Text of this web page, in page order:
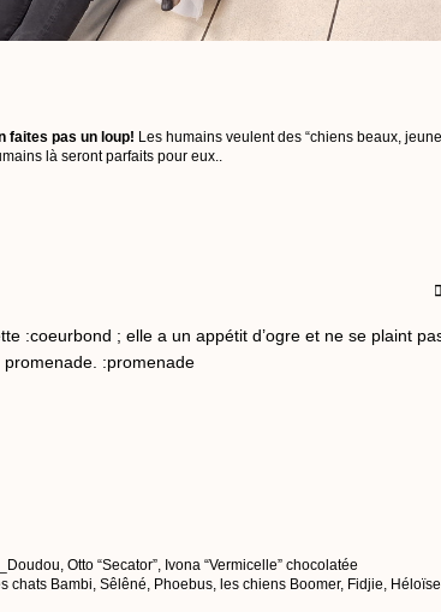
faites pas un loup! Les humains veulent des “chiens beaux,
là seront parfaits pour eux..
:coeurbond ; elle a un appétit d’ogre et ne se plaint
:promenade
Otto “Secator”, Ivona “Vermicelle” chocolatée
chats Bambi, Sêlêné, Phoebus, les chiens Boomer, Fidjie,